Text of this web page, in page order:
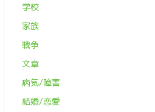
学校
家族
戦争
文章
病気/障害
結婚/恋愛